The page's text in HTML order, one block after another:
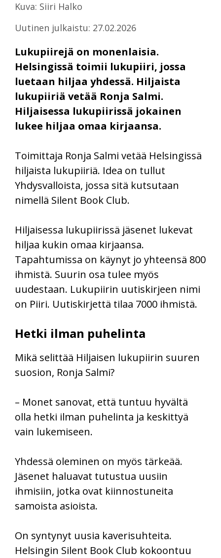
Kuva: Siiri Halko
Uutinen julkaistu: 27.02.2026
Lukupiirejä on monenlaisia.
Helsingissä toimii lukupiiri, jossa
luetaan hiljaa yhdessä. Hiljaista
lukupiiriä vetää Ronja Salmi.
Hiljaisessa lukupiirissä jokainen
lukee hiljaa omaa kirjaansa.
Toimittaja Ronja Salmi vetää Helsingissä
hiljaista lukupiiriä. Idea on tullut
Yhdysvalloista, jossa sitä kutsutaan
nimellä Silent Book Club.
Hiljaisessa lukupiirissä jäsenet lukevat
hiljaa kukin omaa kirjaansa.
Tapahtumissa on käynyt jo yhteensä 800
ihmistä. Suurin osa tulee myös
uudestaan. Lukupiirin uutiskirjeen nimi
on Piiri. Uutiskirjettä tilaa 7000 ihmistä.
Hetki ilman puhelinta
Mikä selittää Hiljaisen lukupiirin suuren
suosion, Ronja Salmi?
– Monet sanovat, että tuntuu hyvältä
olla hetki ilman puhelinta ja keskittyä
vain lukemiseen.
Yhdessä oleminen on myös tärkeää.
Jäsenet haluavat tutustua uusiin
ihmisiin, jotka ovat kiinnostuneita
samoista asioista.
On syntynyt uusia kaverisuhteita.
Helsingin Silent Book Club kokoontuu